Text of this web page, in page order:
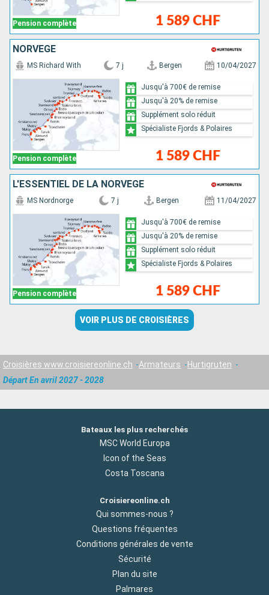
Pension complète 1 589 CHF
NORVÈGE
Pension complète
MS Richard With 7 j Bergen 10/04/2027
1 589 CHF
Jusqu'à 700€ de remise
Jusqu'à 20% de remise
Supplément solo réduit
Spécialiste Fjords & Polaires
L'ESSENTIEL DE LA NORVÈGE
Pension complète
MS Nordnorge 7 j Bergen 11/04/2027
1 589 CHF
Jusqu'à 700€ de remise
Jusqu'à 20% de remise
Supplément solo réduit
Spécialiste Fjords & Polaires
VOIR PLUS DE CROISIÈRES
Croisières www.croisiereonline.ch Armateurs
Hurtigruten
Départ En avril 2027 - 2028
Bateaux les plus recherchés
MSC World Europa
Icon of the Seas
Costa Toscana
Croisiereonline.ch
Qui sommes-nous ?
Questions fréquentes
Conditions générales de vente
Sécurité
Plan du site
Palmares